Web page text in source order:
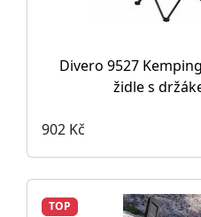
Divero 9527
židle s
902 Kč
TOP